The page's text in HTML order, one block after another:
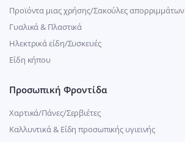
Προϊόντα μιας χρήσης/Σακούλες απορριμμάτων
Γυαλικά & Πλαστικά
Ηλεκτρικά είδη/Συσκευές
Είδη κήπου
Προσωπική Φροντίδα
Χαρτικά/Πάνες/Σερβιέτες
Καλλυντικά & Είδη προσωπικής υγιεινής